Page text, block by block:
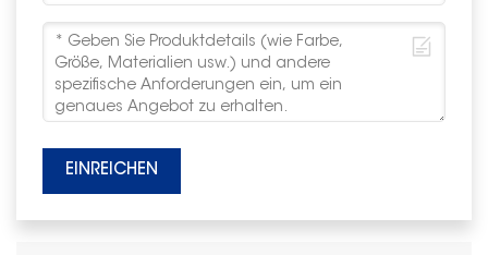
EINREICHEN